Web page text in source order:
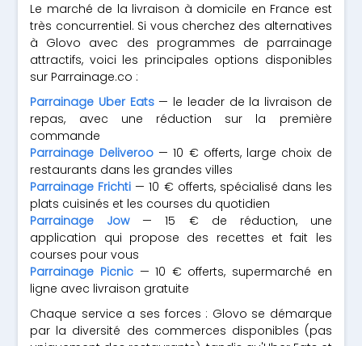
Le marché de la livraison à domicile en France est
très concurrentiel. Si vous cherchez des alternatives
à Glovo avec des programmes de parrainage
attractifs, voici les principales options disponibles
sur Parrainage.co :
Parrainage Uber Eats— le leader de la livraison de
repas, avec une réduction sur la première
commande
Parrainage Deliveroo— 10 € offerts, large choix de
restaurants dans les grandes villes
Parrainage Frichti — 10 € offerts, spécialisé dans les
plats cuisinés et les courses du quotidien
Parrainage Jow— 15 € de réduction, une
application qui propose des recettes et fait les
courses pour vous
Parrainage Picnic — 10 € offerts, supermarché en
ligne avec livraison gratuite
Chaque service a ses forces : Glovo se démarque
par la diversité des commerces disponibles (pas